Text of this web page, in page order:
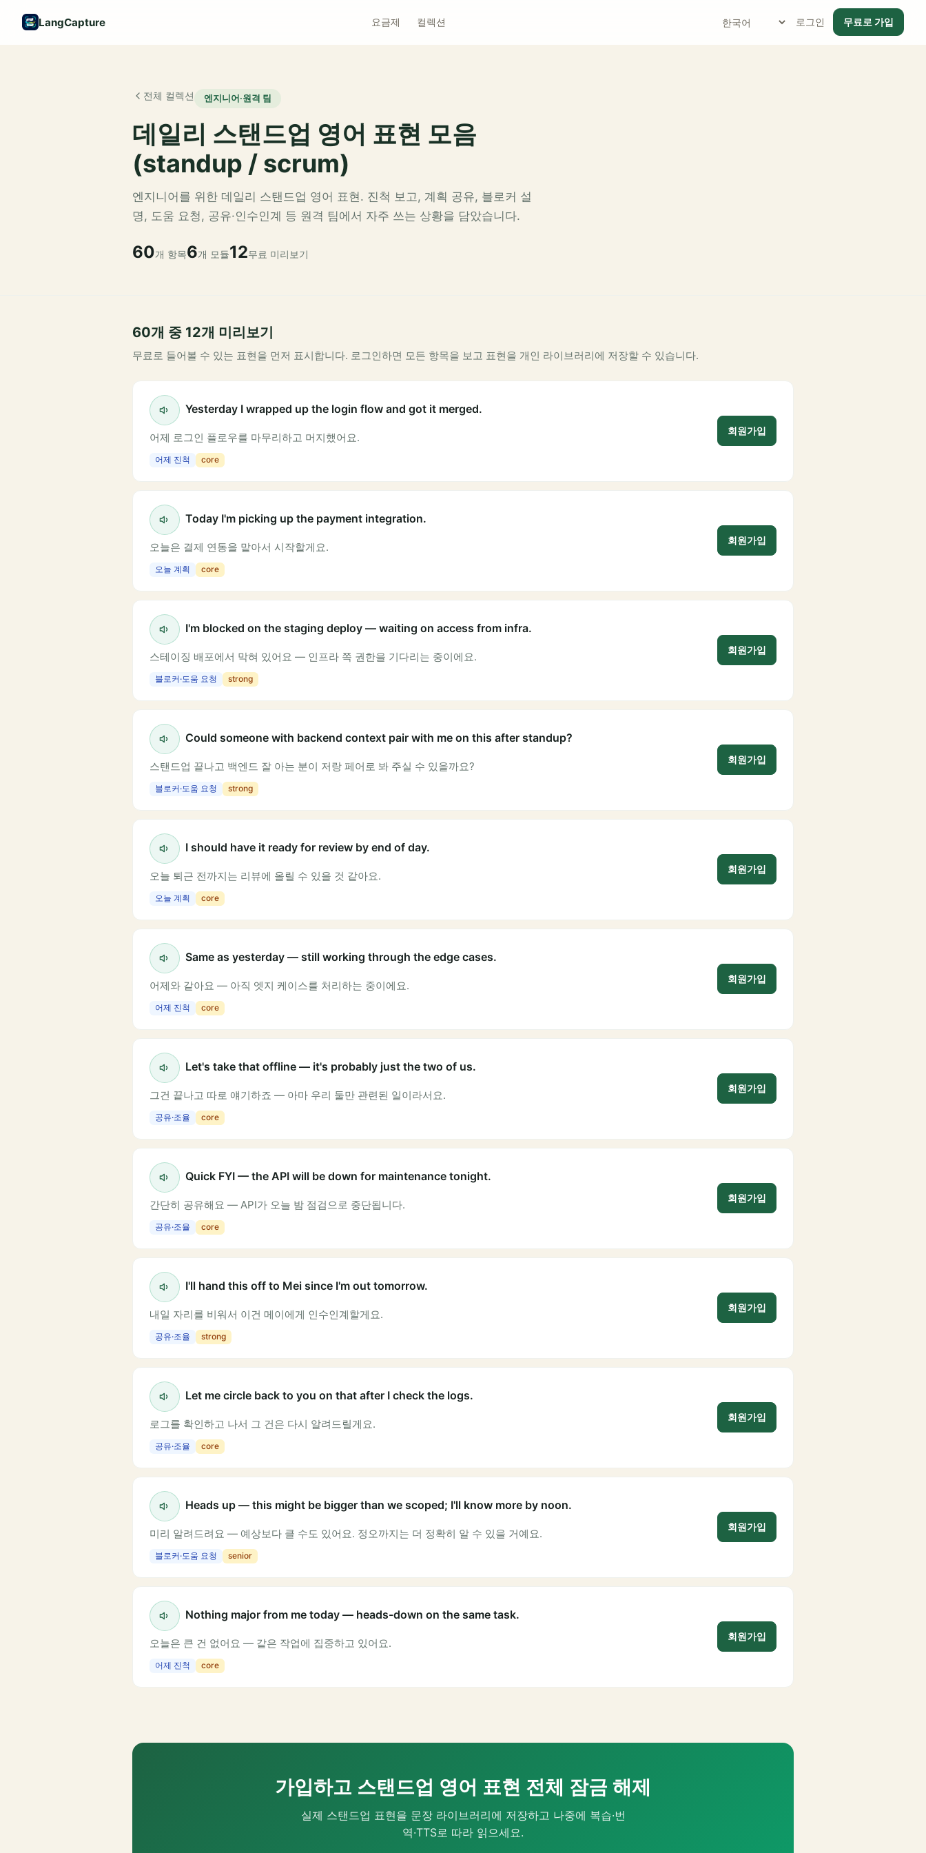
LangCapture 요금제 컬렉션 로그인 무료로 가입
전체 컬렉션 엔지니어·원격 팀
데일리 스탠드업 영어 표현 모음
(standup / scrum)
엔지니어를 위한 데일리 스탠드업 영어 표현. 진척 보고, 계획 공유, 블로커 설
명, 도움 요청, 공유·인수인계 등 원격 팀에서 자주 쓰는 상황을 담았습니다.
60개 항목6개 모듈12무료 미리보기
60개 중 12개 미리보기
무료로 들어볼 수 있는 표현을 먼저 표시합니다. 로그인하면 모든 항목을 보고 표현을 개인 라이브러리에 저장할 수 있습니다.
Yesterday I wrapped up the login flow and got it merged.
어제 로그인 플로우를 마무리하고 머지했어요.
어제 진척 core
회원가입
Today I'm picking up the payment integration.
오늘은 결제 연동을 맡아서 시작할게요.
오늘 계획 core
회원가입
I'm blocked on the staging deploy — waiting on access from infra.
스테이징 배포에서 막혀 있어요 — 인프라 쪽 권한을 기다리는 중이에요.
블로커·도움 요청 strong
회원가입
Could someone with backend context pair with me on this after standup?
스탠드업 끝나고 백엔드 잘 아는 분이 저랑 페어로 봐 주실 수 있을까요?
블로커·도움 요청 strong
회원가입
I should have it ready for review by end of day.
오늘 퇴근 전까지는 리뷰에 올릴 수 있을 것 같아요.
오늘 계획 core
회원가입
Same as yesterday — still working through the edge cases.
어제와 같아요 — 아직 엣지 케이스를 처리하는 중이에요.
어제 진척 core
회원가입
Let's take that offline — it's probably just the two of us.
그건 끝나고 따로 얘기하죠 — 아마 우리 둘만 관련된 일이라서요.
공유·조율 core
회원가입
Quick FYI — the API will be down for maintenance tonight.
간단히 공유해요 — API가 오늘 밤 점검으로 중단됩니다.
공유·조율 core
회원가입
I'll hand this off to Mei since I'm out tomorrow.
내일 자리를 비워서 이건 메이에게 인수인계할게요.
공유·조율 strong
회원가입
Let me circle back to you on that after I check the logs.
로그를 확인하고 나서 그 건은 다시 알려드릴게요.
공유·조율 core
회원가입
Heads up — this might be bigger than we scoped; I'll know more by noon.
미리 알려드려요 — 예상보다 클 수도 있어요. 정오까지는 더 정확히 알 수 있을 거예요.
블로커·도움 요청 senior
회원가입
Nothing major from me today — heads-down on the same task.
오늘은 큰 건 없어요 — 같은 작업에 집중하고 있어요.
어제 진척 core
회원가입
가입하고 스탠드업 영어 표현 전체 잠금 해제
실제 스탠드업 표현을 문장 라이브러리에 저장하고 나중에 복습·번
역·TTS로 따라 읽으세요.